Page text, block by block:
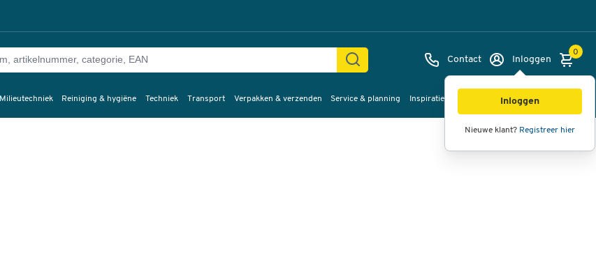
Contact Inloggen
Inloggen
Nieuwe klant? Registreer hier
0
Milieutechniek Reiniging & hygiëne Techniek Transport Verpakken & verzenden Service & planning Inspiratie
Afbeeldingen Video's
360°
weergave